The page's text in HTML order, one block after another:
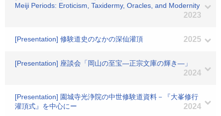
Meiji Periods: Eroticism, Taxidermy, Oracles, and Modernity
2023
[Presentation] 修験道史のなかの深仙灌頂 2025
[Presentation] 座談会「岡山の至宝―正宗文庫の輝き―」
2024
[Presentation] 園城寺光浄院の中世修験道資料－『大峯修行
灌頂式』を中心にー
2024